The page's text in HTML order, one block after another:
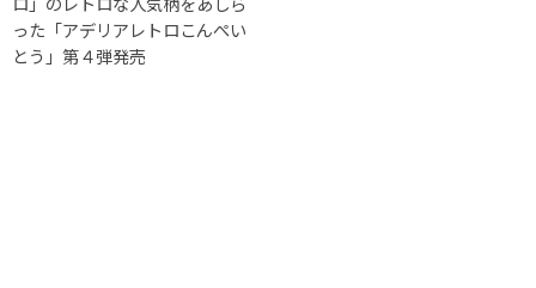
った「アデリアレトロこんぺい
とう」第４弾発売